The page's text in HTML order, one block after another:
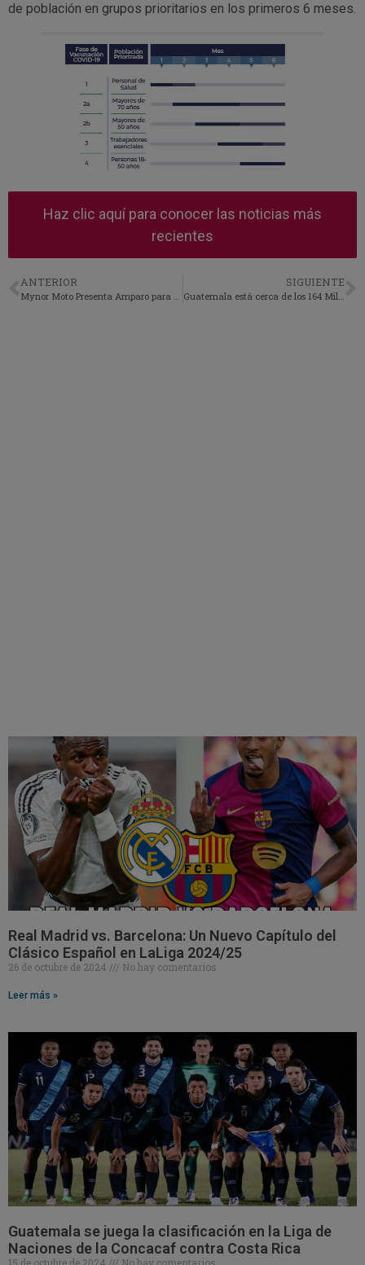
de población en grupos prioritarios en los primeros 6 meses.
Haz clic aquí para conocer las noticias más
recientes
ANTERIOR
Mynor Moto Presenta Amparo para Anular la Orden de Captura.
SIGUIENTE
Guatemala está cerca de los 164 Mil Casos de Covid-19
Real Madrid vs. Barcelona: Un Nuevo Capítulo del
Clásico Español en LaLiga 2024/25
26 de octubre de 2024 No hay comentarios
Leer más »
Guatemala se juega la clasificación en la Liga de
Naciones de la Concacaf contra Costa Rica